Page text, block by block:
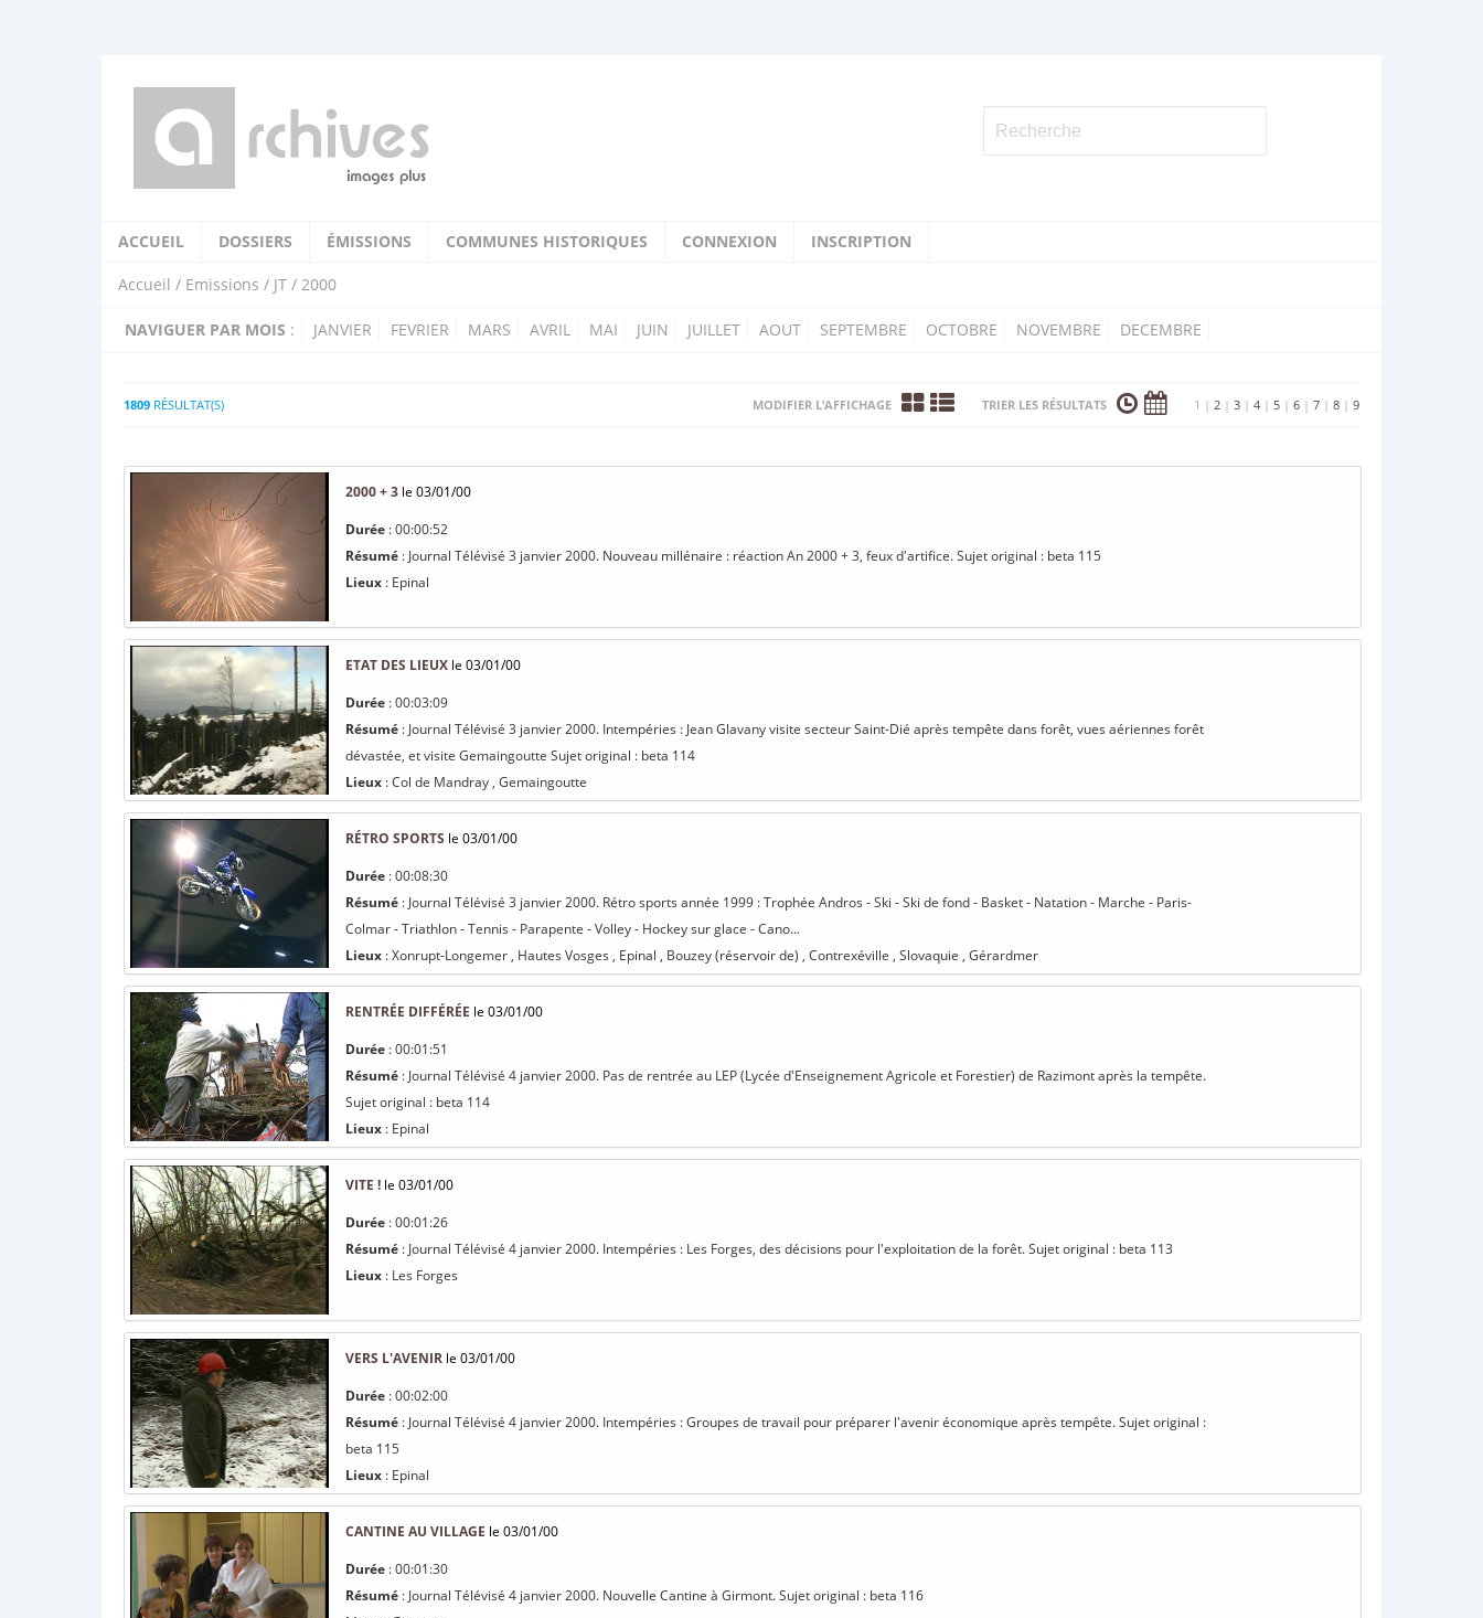
ACCUEIL DOSSIERS ÉMISSIONS COMMUNES HISTORIQUES CONNEXION INSCRIPTION
Accueil / Emissions / JT / 2000
NAVIGUER PAR MOIS : JANVIER FEVRIER MARS AVRIL MAI JUIN JUILLET AOUT SEPTEMBRE OCTOBRE NOVEMBRE DECEMBRE
1809 RÉSULTAT(S) 1 | 2 | 3 | 4 | 5 | 6 | 7 | 8 | 9
TRIER LES RÉSULTATS
MODIFIER L’AFFICHAGE
2000 + 3 le 03/01/00
Durée : 00:00:52
Résumé : Journal Télévisé 3 janvier 2000. Nouveau millénaire : réaction An 2000 + 3, feux d'artifice. Sujet original : beta 115
Lieux : Epinal
ETAT DES LIEUX le 03/01/00
Durée : 00:03:09
Résumé : Journal Télévisé 3 janvier 2000. Intempéries : Jean Glavany visite secteur Saint-Dié après tempête dans forêt, vues aériennes forêt
dévastée, et visite Gemaingoutte Sujet original : beta 114
Lieux : Col de Mandray , Gemaingoutte
RÉTRO SPORTS le 03/01/00
Durée : 00:08:30
Résumé : Journal Télévisé 3 janvier 2000. Rétro sports année 1999 : Trophée Andros - Ski - Ski de fond - Basket - Natation - Marche - Paris-
Colmar - Triathlon - Tennis - Parapente - Volley - Hockey sur glace - Cano...
Lieux : Xonrupt-Longemer , Hautes Vosges , Epinal , Bouzey (réservoir de) , Contrexéville , Slovaquie , Gérardmer
RENTRÉE DIFFÉRÉE le 03/01/00
Durée : 00:01:51
Résumé : Journal Télévisé 4 janvier 2000. Pas de rentrée au LEP (Lycée d'Enseignement Agricole et Forestier) de Razimont après la tempête.
Sujet original : beta 114
Lieux : Epinal
VITE ! le 03/01/00
Durée : 00:01:26
Résumé : Journal Télévisé 4 janvier 2000. Intempéries : Les Forges, des décisions pour l'exploitation de la forêt. Sujet original : beta 113
Lieux : Les Forges
VERS L'AVENIR le 03/01/00
Durée : 00:02:00
Résumé : Journal Télévisé 4 janvier 2000. Intempéries : Groupes de travail pour préparer l'avenir économique après tempête. Sujet original :
beta 115
Lieux : Epinal
CANTINE AU VILLAGE le 03/01/00
Durée : 00:01:30
Résumé : Journal Télévisé 4 janvier 2000. Nouvelle Cantine à Girmont. Sujet original : beta 116